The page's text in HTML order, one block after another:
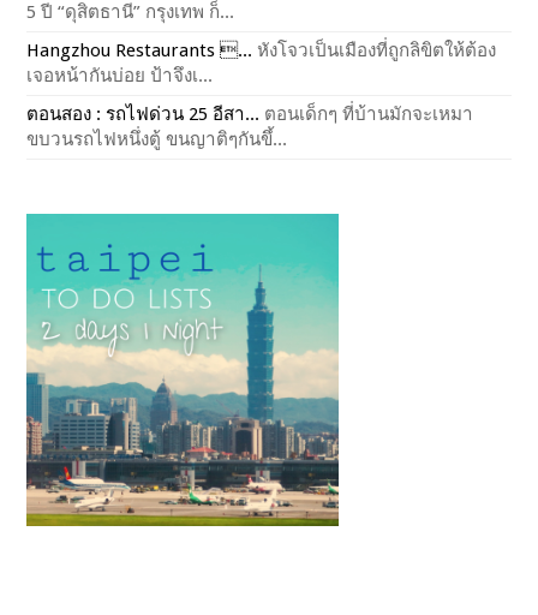
5 ปี “ดุสิตธานี” กรุงเทพ ก็...
Hangzhou Restaurants ... หังโจวเป็นเมืองที่ถูกลิขิตให้ต้อง
เจอหน้ากันบ่อย ป้าจึงเ...
ตอนสอง : รถไฟด่วน 25 อีสา... ตอนเด็กๆ ที่บ้านมักจะเหมา
ขบวนรถไฟหนึ่งตู้ ขนญาติๆกันขึ้...